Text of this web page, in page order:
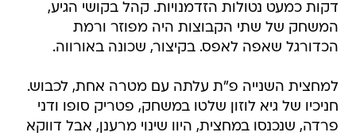
דקות כמעט נטולות הזדמנויות. קהל בקושי הגיע,
המשחק של שתי הקבוצות היה מפוזר ורמת
הכדורגל שאפה לאפס. בקיצור, שכונה באורווה.
למחצית השנייה פ"ת עלתה עם מטרה אחת, לכבוש.
חניכיו של גיא לוזון שלטו במשחק, פטריק סופו ודני
פרדה, שנכנסו במחצית, היוו שינוי מרענן, אבל דווקא